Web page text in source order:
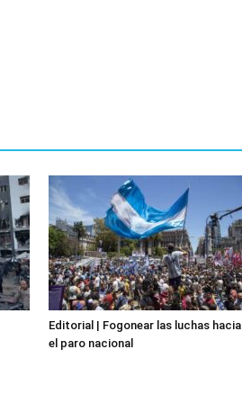
Editorial | Fogonear las luchas hacia
el paro nacional